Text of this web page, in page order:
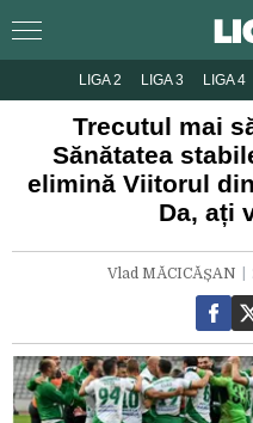
LIGA 2 LIGA 3 LIGA 4
Trecutul mai
Sănătatea
elimină Viitorul
Da, ați
Vlad MĂCICĂȘAN